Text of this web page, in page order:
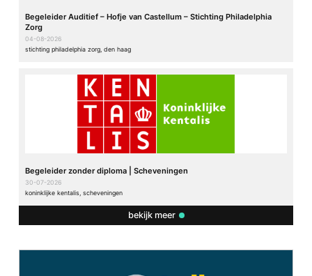
Begeleider Auditief – Hofje van Castellum – Stichting Philadelphia
Zorg
04-08-2026
stichting philadelphia zorg, den haag
Begeleider zonder diploma | Scheveningen
30-07-2026
koninklijke kentalis, scheveningen
bekijk meer